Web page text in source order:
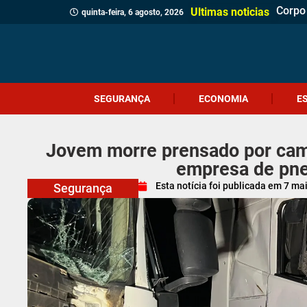
quinta-feira, 6 agosto, 2026 Ultimas noticias Içara
Idosa
PM
SEGURANÇA ECONOMIA
Jovem morre prensado por
empresa de
Segurança Esta notícia foi publicada em 7